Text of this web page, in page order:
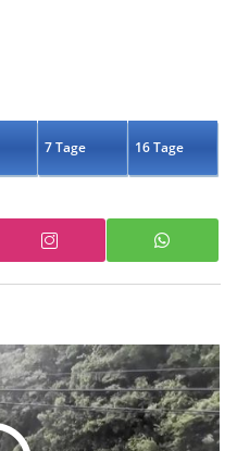
7 Tage 16 Tage